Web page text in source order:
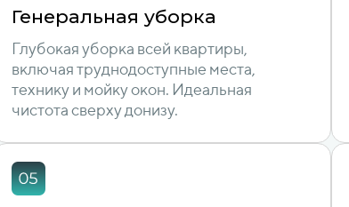
Генеральная уборка
Глубокая уборка всей квартиры,
включая труднодоступные места,
технику и мойку окон. Идеальная
чистота сверху донизу.